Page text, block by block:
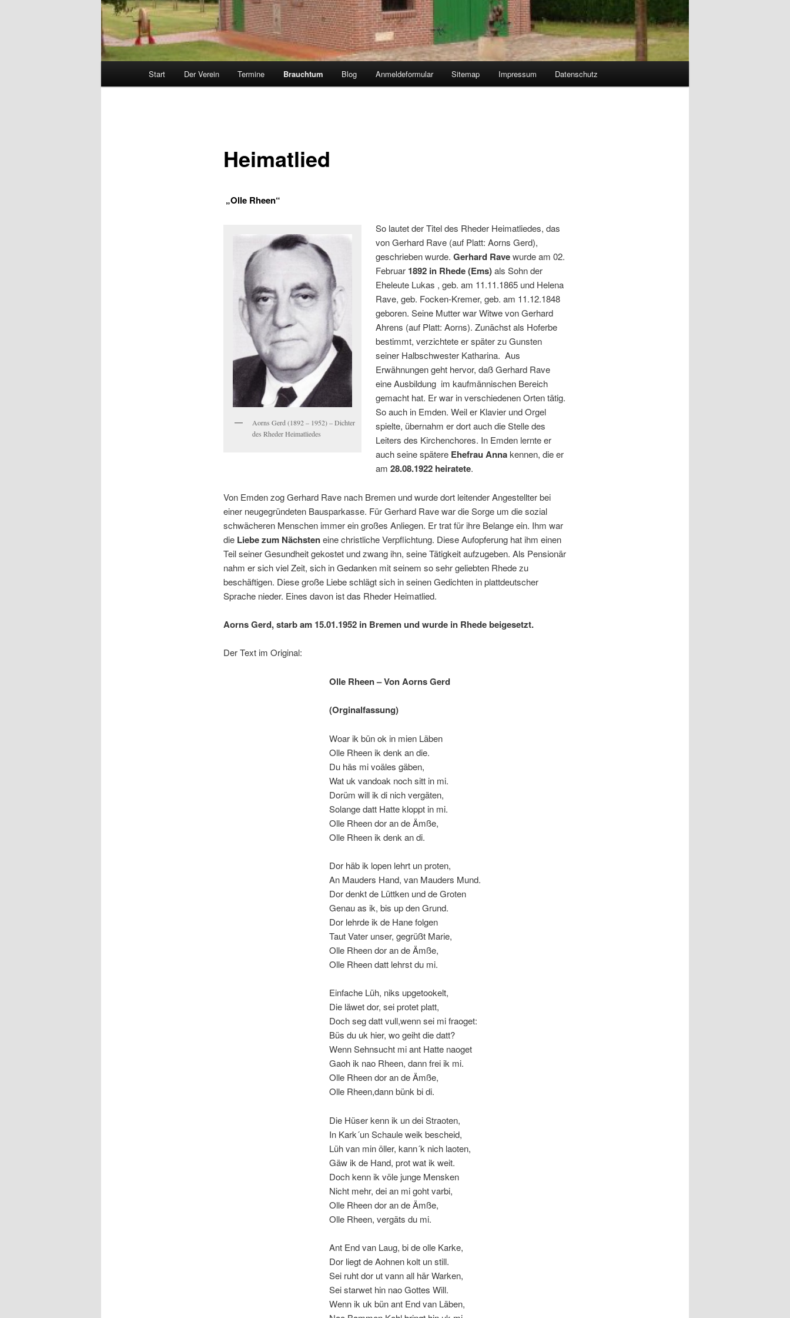
Start Der Verein Termine Brauchtum Blog Anmeldeformular Sitemap Impressum Datenschutz
Heimatlied
„Olle Rheen“
Aorns Gerd (1892 – 1952) – Dichter
des Rheder Heimatliedes
So lautet der Titel des Rheder Heimatliedes, das
von Gerhard Rave (auf Platt: Aorns Gerd),
geschrieben wurde.Gerhard Ravewurde am 02.
Februar 1892 in Rhede (Ems)als Sohn der
Eheleute Lukas , geb. am 11.11.1865 und Helena
Rave, geb. Focken-Kremer, geb. am 11.12.1848
geboren. Seine Mutter war Witwe von Gerhard
Ahrens (auf Platt: Aorns). Zunächst als Hoferbe
bestimmt, verzichtete er später zu Gunsten
seiner Halbschwester Katharina. Aus
Erwähnungen geht hervor, daß Gerhard Rave
eine Ausbildung im kaufmännischen Bereich
gemacht hat. Er war in verschiedenen Orten tätig.
So auch in Emden. Weil er Klavier und Orgel
spielte, übernahm er dort auch die Stelle des
Leiters des Kirchenchores. In Emden lernte er
auch seine spätere Ehefrau Annakennen, die er
am28.08.1922 heiratete.
Von Emden zog Gerhard Rave nach Bremen und wurde dort leitender Angestellter bei
einer neugegründeten Bausparkasse. Für Gerhard Rave war die Sorge um die sozial
schwächeren Menschen immer ein großes Anliegen. Er trat für ihre Belange ein. Ihm war
die Liebe zum Nächsteneine christliche Verpflichtung. Diese Aufopferung hat ihm einen
Teil seiner Gesundheit gekostet und zwang ihn, seine Tätigkeit aufzugeben. Als Pensionär
nahm er sich viel Zeit, sich in Gedanken mit seinem so sehr geliebten Rhede zu
beschäftigen. Diese große Liebe schlägt sich in seinen Gedichten in plattdeutscher
Sprache nieder. Eines davon ist das Rheder Heimatlied.
Aorns Gerd, starb am 15.01.1952 in Bremen und wurde in Rhede beigesetzt.
Der Text im Original:
Olle Rheen – Von Aorns Gerd
(Orginalfassung)
Woar ik bün ok in mien Läben
Olle Rheen ik denk an die.
Du häs mi voäles gäben,
Wat uk vandoak noch sitt in mi.
Dorüm will ik di nich vergäten,
Solange datt Hatte kloppt in mi.
Olle Rheen dor an de Ämße,
Olle Rheen ik denk an di.
Dor häb ik lopen lehrt un proten,
An Mauders Hand, van Mauders Mund.
Dor denkt de Lüttken und de Groten
Genau as ik, bis up den Grund.
Dor lehrde ik de Hane folgen
Taut Vater unser, gegrüßt Marie,
Olle Rheen dor an de Ämße,
Olle Rheen datt lehrst du mi.
Einfache Lüh, niks upgetookelt,
Die läwet dor, sei protet platt,
Doch seg datt vull,wenn sei mi fraoget:
Büs du uk hier, wo geiht die datt?
Wenn Sehnsucht mi ant Hatte naoget
Gaoh ik nao Rheen, dann frei ik mi.
Olle Rheen dor an de Ämße,
Olle Rheen,dann bünk bi di.
Die Hüser kenn ik un dei Straoten,
In Kark´un Schaule weik bescheid,
Lüh van min öller, kann´k nich laoten,
Gäw ik de Hand, prot wat ik weit.
Doch kenn ik völe junge Mensken
Nicht mehr, dei an mi goht varbi,
Olle Rheen dor an de Ämße,
Olle Rheen, vergäts du mi.
Ant End van Laug, bi de olle Karke,
Dor liegt de Aohnen kolt un still.
Sei ruht dor ut vann all här Warken,
Sei starwet hin nao Gottes Will.
Wenn ik uk bün ant End van Läben,